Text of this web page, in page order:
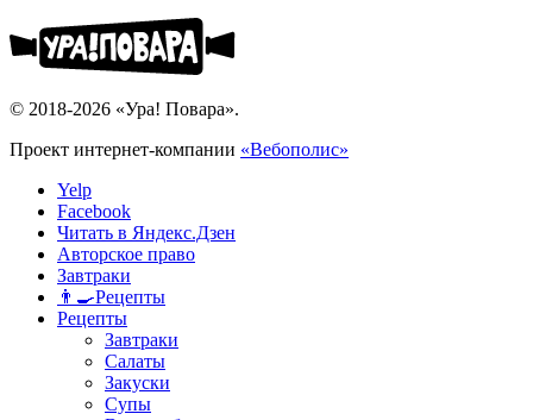
© 2018-2026 «Ура! Повара».
Проект интернет-компании «Вебополис»
Yelp
Facebook
Читать в Яндекс.Дзен
Авторское право
Завтраки
👨‍🍳Рецепты
Рецепты
Завтраки
Салаты
Закуски
Супы